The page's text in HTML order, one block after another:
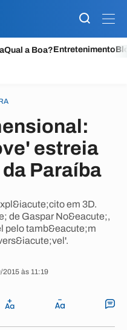
Qual a Boa?Entretenimento
estreia
Paraíba
em 3D.
de Gaspar No&eacute;,
pelo tamb&eacute;m
às 11:19